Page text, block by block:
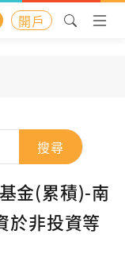
開戶
搜尋
金(累積)-南
於非投資等